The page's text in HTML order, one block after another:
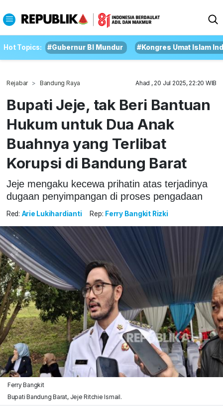
Hot Topics: #Gubernur BI Mundur #Kongres Umat Islam
Rejabar Bandung Raya Ahad , 20 Jul 2025, 22:20 WIB
Bupati Jeje, tak Beri Bantuan
Hukum untuk Dua Anak
Buahnya yang Terlibat
Korupsi di Bandung Barat
Jeje mengaku kecewa prihatin atas terjadinya
dugaan penyimpangan di proses pengadaan
Red: Arie Lukihardianti Rep: Ferry Bangkit Rizki
Ferry Bangkit
Bupati Bandung Barat, Jeje Ritchie Ismail.